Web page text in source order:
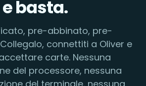
e basta.
pre-abbinato, pre-
connettiti a Oliver e
carte. Nessuna
del processore, nessuna